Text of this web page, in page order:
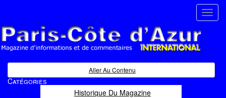
Magazine d'informations et de commentaires
Aller Au Contenu
Catégories
Historique Du Magazine